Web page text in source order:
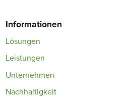
Informationen
Lösungen
Leistungen
Unternehmen
Nachhaltigkeit